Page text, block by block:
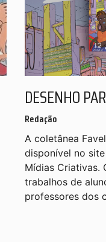
DESENHO
Redação
A coletânea
disponível no
Mídias Criativas.
trabalhos de
professores dos